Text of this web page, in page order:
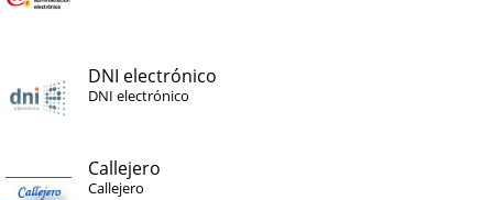
DNI electrónico
DNI electrónico
Callejero
Callejero